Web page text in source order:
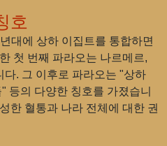
호
대에 상하 이집트를 통합하면
첫 번째 파라오는 나르메르,
. 그 이후로 파라오는 "상하
등의 다양한 칭호를 가졌습니
한 혈통과 나라 전체에 대한 권